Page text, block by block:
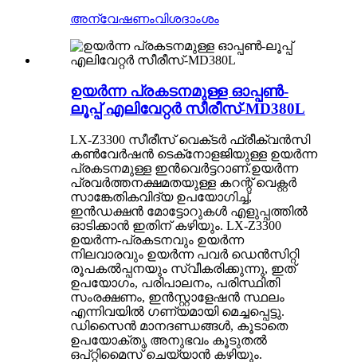
അന്വേഷണംവിശദാംശം
ഉയർന്ന പ്രകടനമുള്ള ഓപ്പൺ-
ലൂപ്പ് എലിവേറ്റർ സീരീസ്-MD380L
LX-Z3300 സീരീസ് വെക്‌ടർ ഫ്രീക്വൻസി
കൺവേർഷൻ ടെക്‌നോളജിയുള്ള ഉയർന്ന
പ്രകടനമുള്ള ഇൻവെർട്ടറാണ്.ഉയർന്ന
പ്രവർത്തനക്ഷമതയുള്ള കറന്റ് വെക്റ്റർ
സാങ്കേതികവിദ്യ ഉപയോഗിച്ച്,
ഇൻഡക്ഷൻ മോട്ടോറുകൾ എളുപ്പത്തിൽ
ഓടിക്കാൻ ഇതിന് കഴിയും. LX-Z3300
ഉയർന്ന-പ്രകടനവും ഉയർന്ന
നിലവാരവും ഉയർന്ന പവർ ഡെൻസിറ്റി
രൂപകൽപ്പനയും സ്വീകരിക്കുന്നു, ഇത്
ഉപയോഗം, പരിപാലനം, പരിസ്ഥിതി
സംരക്ഷണം, ഇൻസ്റ്റാളേഷൻ സ്ഥലം
എന്നിവയിൽ ഗണ്യമായി മെച്ചപ്പെട്ടു.
ഡിസൈൻ മാനദണ്ഡങ്ങൾ, കൂടാതെ
ഉപയോക്തൃ അനുഭവം കൂടുതൽ
ഒപ്റ്റിമൈസ് ചെയ്യാൻ കഴിയും.